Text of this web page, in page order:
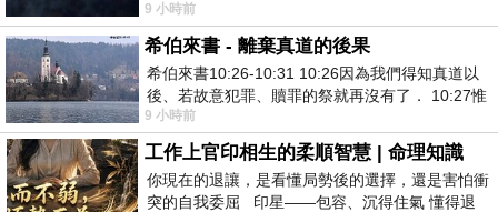
個人整整齊齊地站在鏡框之外，如同
9 小時前
希伯來書 - 離棄真道的後果
希伯來書10:26-10:31 10:26因為我們得知真道以
後、若故意犯罪、贖罪的祭就再沒有了． 10:27惟
有戰懼等候審判和那燒滅眾敵人的烈火
9 小時前
工作上官印相生的柔順智慧 | 命理知識
你現在的退讓，是看懂局勢後的選擇，還是害怕衝
突的自我委屈 印星——包容、沉得住氣 懂得退